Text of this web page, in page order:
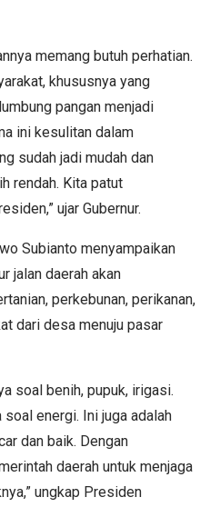
memang butuh perhatian.
khususnya yang
pangan menjadi
ini kesulitan dalam
sudah jadi mudah dan
rendah. Kita patut
ujar Gubernur.
Subianto menyampaikan
jalan daerah akan
perkebunan, perikanan,
dari desa menuju pasar
soal benih, pupuk, irigasi.
energi. Ini juga adalah
dan baik. Dengan
daerah untuk menjaga
ungkap Presiden